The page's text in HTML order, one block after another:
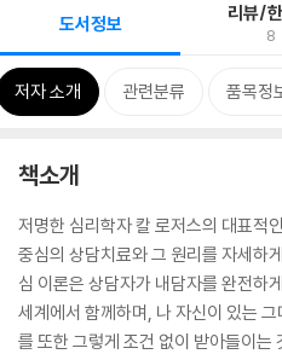
도서정보 리뷰/
8
저자 소개 관련분류 품목정
책소개
저명한 심리학자 칼 로저스의 대표적
중심의 상담치료와 그 원리를 자세하
심 이론은 상담자가 내담자를 완전하
세계에서 함께하며, 나 자신이 있는
를 또한 그렇게 조건 없이 받아들이는